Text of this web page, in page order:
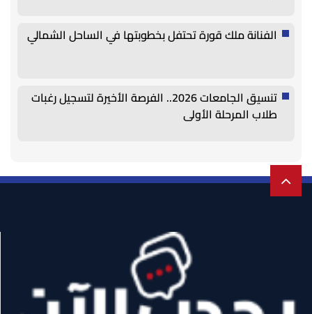
الفنانة ملك قورة تحتفل بخطوبتها في الساحل الشمالي
تنسيق الجامعات 2026.. الفرصة الأخيرة لتسجيل رغبات
طلاب المرحلة الأولى